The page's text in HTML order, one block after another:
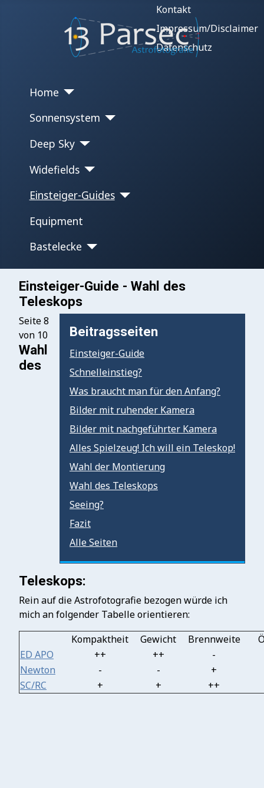
Kontakt
Impressum/Disclaimer
Datenschutz
Home
Sonnensystem
Deep Sky
Widefields
Einsteiger-Guides
Equipment
Bastelecke
Einsteiger-Guide - Wahl des
Teleskops
Beitragsseiten
Einsteiger-Guide
Schnelleinstieg?
Was braucht man für den Anfang?
Bilder mit ruhender Kamera
Bilder mit nachgeführter Kamera
Alles Spielzeug! Ich will ein Teleskop!
Wahl der Montierung
Wahl des Teleskops
Seeing?
Fazit
Alle Seiten
Seite 8
von 10
Wahl
des
Teleskops:
Rein auf die Astrofotografie bezogen würde ich
mich an folgender Tabelle orientieren:
Kompaktheit
Gewicht Brennweite
ED APO
++ ++
-
Newton
- -
+
SC/RC
+ + ++